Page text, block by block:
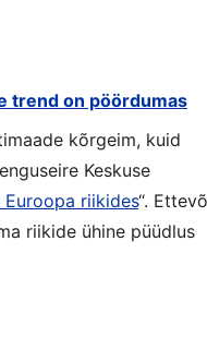
trend on pöördumas
kõrgeim, kuid
Keskuse
riikides“.
riikide ühine püüdlus